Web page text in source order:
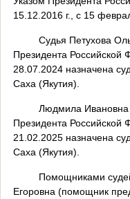
15.12.2016 г., с 15
Судья Петухова
Президента Российской
28.07.2024 назначена
Саха (Якутия).
Людмила Ивановна
Президента Российской
21.02.2025 назначена
Саха (Якутия).
Помощниками
Егоровна (помощник